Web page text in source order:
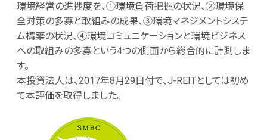
環境経営の進捗度を、①環境負荷把握の状況、②環境保
全対策の多寡と取組みの成果、③環境マネジメントシステ
ム構築の状況、④環境コミュニケーションと環境ビジネス
への取組みの多寡という4つの側面から総合的に計測しま
す。
本投資法人は、2017年8月29日付で、J-REITとしては初め
て本評価を取得しました。